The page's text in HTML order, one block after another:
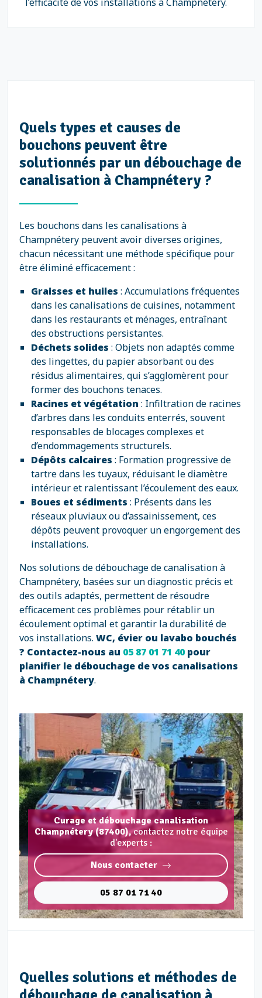
Quels types et causes de
bouchons peuvent être
solutionnés par un débouchage de
canalisation à Champnétery ?
Les bouchons dans les canalisations à
Champnétery peuvent avoir diverses origines,
chacun nécessitant une méthode spécifique pour
être éliminé efficacement :
Graisses et huiles : Accumulations fréquentes
dans les canalisations de cuisines, notamment
dans les restaurants et ménages, entraînant
des obstructions persistantes.
Déchets solides : Objets non adaptés comme
des lingettes, du papier absorbant ou des
résidus alimentaires, qui s’agglomèrent pour
former des bouchons tenaces.
Racines et végétation : Infiltration de racines
d’arbres dans les conduits enterrés, souvent
responsables de blocages complexes et
d’endommagements structurels.
Dépôts calcaires : Formation progressive de
tartre dans les tuyaux, réduisant le diamètre
intérieur et ralentissant l’écoulement des eaux.
Boues et sédiments : Présents dans les
réseaux pluviaux ou d’assainissement, ces
dépôts peuvent provoquer un engorgement des
installations.
Nos solutions de débouchage de canalisation à
Champnétery, basées sur un diagnostic précis et
des outils adaptés, permettent de résoudre
efficacement ces problèmes pour rétablir un
écoulement optimal et garantir la durabilité de
vos installations. WC, évier ou lavabo bouchés
? Contactez-nous au 05 87 01 71 40pour
planifier le débouchage de vos canalisations
à Champnétery.
Curage et débouchage canalisation
Champnétery (87400),contactez notre équipe
d'experts :
Nous contacter
05 87 01 71 40
Quelles solutions et méthodes de